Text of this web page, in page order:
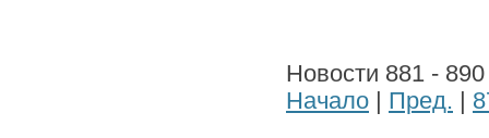
Новости 881 -
Начало
Пред.